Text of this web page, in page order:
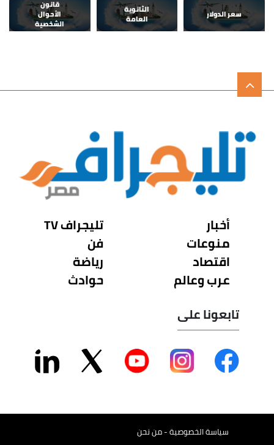
سعر الدولار
الثانوية
العامة
قانون
الأحوال
الشخصية
أخبار
منوعات
اقتصاد
عرب وعالم
تليجراف TV
فن
رياضة
حوادث
تابعونا على
سياسة الخصوصية - من نحن